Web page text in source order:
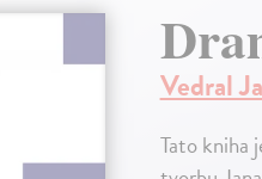
Vedral
Tato kniha